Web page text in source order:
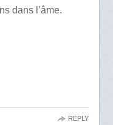
dans l’âme.
REPLY